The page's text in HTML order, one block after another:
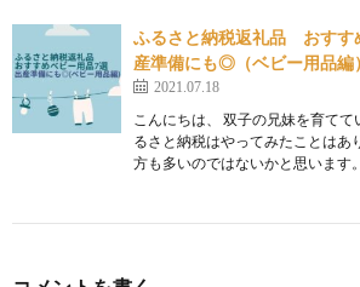
ふるさと納税返礼品 おす
産準備にも◎（ベビー用品
2021.07.18
こんにちは、 双子の兄妹を育て
るさと納税はやってみたことはあ
方も多いのではないかと思います